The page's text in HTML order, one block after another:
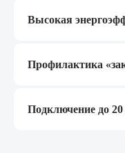
Высокая
Профилактика
Подключение до